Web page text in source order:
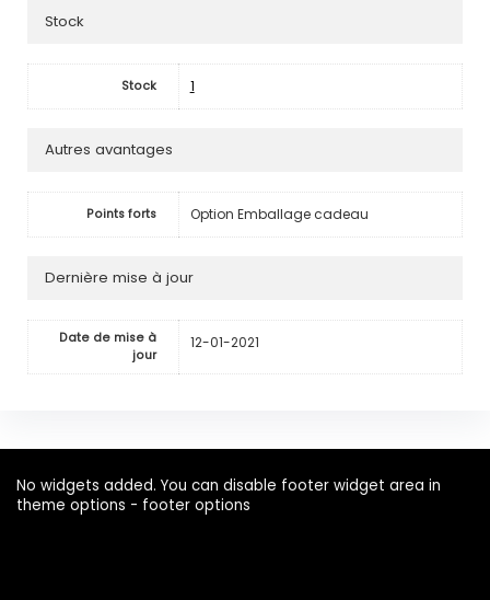
Stock
Stock 1
Autres avantages
Points forts Option Emballage cadeau
Dernière mise à jour
Date de mise à
jour
12-01-2021
No widgets added. You can disable footer widget area in
theme options - footer options